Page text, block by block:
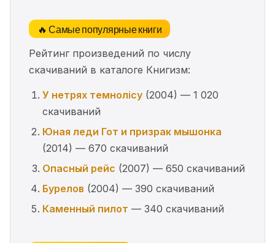
🔥 Самые популярные книги
Рейтинг произведений по числу
скачиваний в каталоге Книгизм:
У нетрях темнолісу (2004) — 1 020
скачиваний
Юная леди Гот и призрак мышонка
(2014) — 670 скачиваний
Опасный рейс (2007) — 650 скачиваний
Бурелов (2004) — 390 скачиваний
Каменный пилот — 340 скачиваний